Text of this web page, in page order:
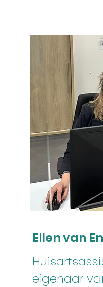
Ellen van
eigenaar